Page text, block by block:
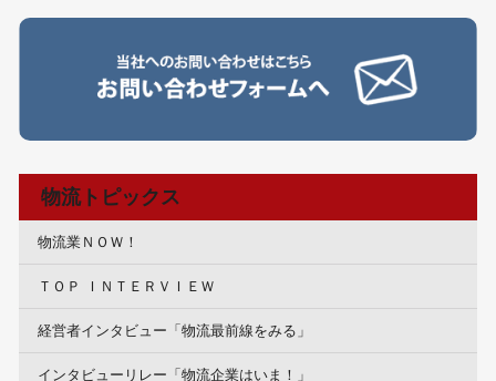
物流トピックス
物流業ＮＯＷ！
ＴＯＰ ＩＮＴＥＲＶＩＥＷ
経営者インタビュー「物流最前線をみる」
インタビューリレー「物流企業はいま！」